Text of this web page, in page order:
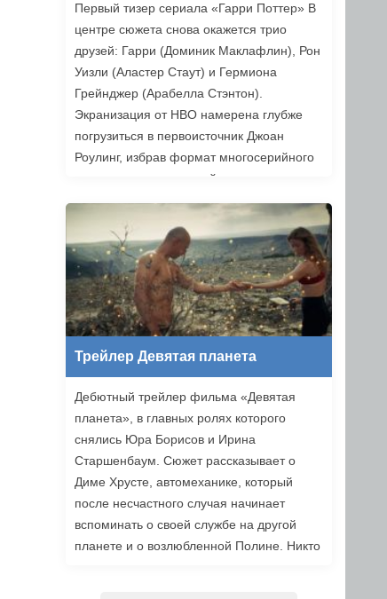
Первый тизер сериала «Гарри Поттер» В
центре сюжета снова окажется трио
друзей: Гарри (Доминик Маклафлин), Рон
Уизли (Аластер Стаут) и Гермиона
Грейнджер (Арабелла Стэнтон).
Экранизация от HBO намерена глубже
погрузиться в первоисточник Джоан
Роулинг, избрав формат многосерийного
повествования, который позволяет лучше
Трейлер Девятая планета
Дебютный трейлер фильма «Девятая
планета», в главных ролях которого
снялись Юра Борисов и Ирина
Старшенбаум. Сюжет рассказывает о
Диме Хрусте, автомеханике, который
после несчастного случая начинает
вспоминать о своей службе на другой
планете и о возлюбленной Полине. Никто